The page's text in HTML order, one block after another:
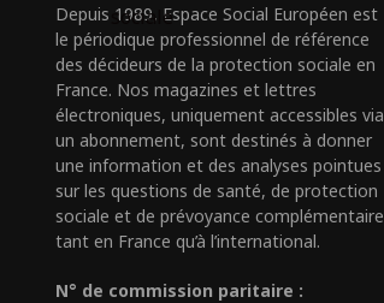
Depuis 1989, Espace Social Européen est
le périodique professionnel de référence
des décideurs de la protection sociale en
France. Nos magazines et lettres
électroniques, uniquement accessibles via
un abonnement, sont destinés à donner
une information et des analyses pointues
sur les questions de santé, de protection
sociale et de prévoyance complémentaire
tant en France qu’à l’international.
N° de commission paritaire :